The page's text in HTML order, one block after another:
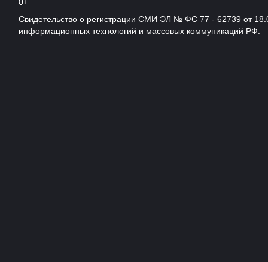
Свидетельство о регистрации СМИ ЭЛ № ФС 77 - 62739 от
информационных технологий и массовых коммуникаций РФ.